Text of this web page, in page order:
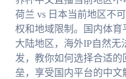
荷兰 vs 日本当前地区不
权和地域限制。国内体育
大陆地区，海外IP自然无
发，教你如何选择合适
垒，享受国内平台的中文